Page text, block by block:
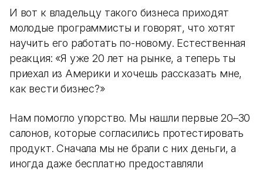
И вот к владельцу такого бизнеса приходят
молодые программисты и говорят, что хотят
научить его работать по-новому. Естественная
реакция: «Я уже 20 лет на рынке, а теперь ты
приехал из Америки и хочешь рассказать мне,
как вести бизнес?»
Нам помогло упорство. Мы нашли первые 20–30
салонов, которые согласились протестировать
продукт. Сначала мы не брали с них деньги, а
иногда даже бесплатно предоставляли